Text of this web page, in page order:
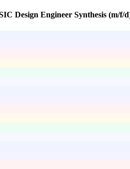
Design Engineer Synthesis (m/f/